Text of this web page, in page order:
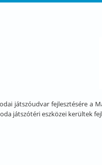
játszóudvar fejlesztésére a
játszótéri eszközei kerültek